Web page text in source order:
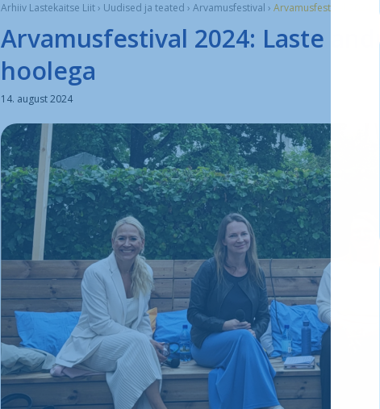
Arhiiv Lastekaitse Liit› Uudised ja teated › Arvamusfestival › Arvamusfestival 2024:
Arvamusfestival 2024: Laste
hoolega
14. august 2024